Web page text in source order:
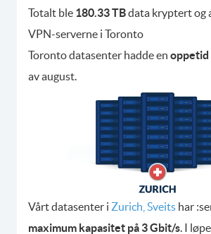
Totalt ble 180.33 TBdata kryptert og
VPN-serverne i Toronto
Toronto datasenter hadde en oppetid
av august.
Vårt datasenter i Zurich, Sveits har
maximum kapasitet på 3 Gbit/s. I